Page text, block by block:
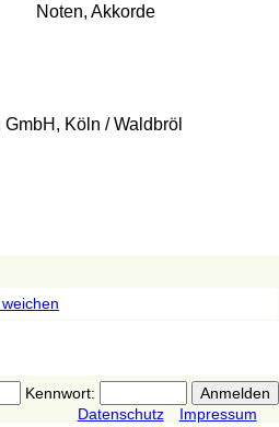
Noten, Akkorde
Köln / Waldbröl
Kennwort:
Datenschutz
Impressum